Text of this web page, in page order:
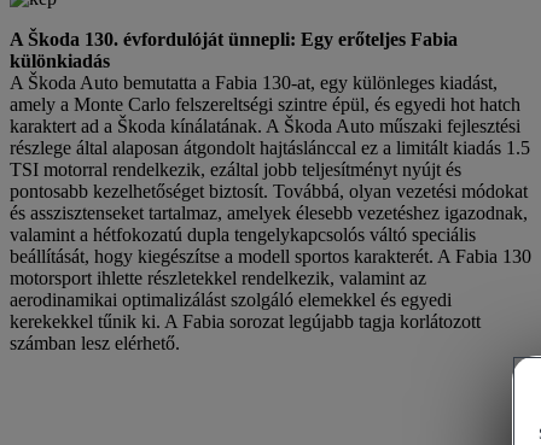
A Škoda 130. évfordulóját ünnepli: Egy erőteljes Fabia
különkiadás
A Škoda Auto bemutatta a Fabia 130-at, egy különleges kiadást,
amely a Monte Carlo felszereltségi szintre épül, és egyedi hot hatch
karaktert ad a Škoda kínálatának. A Škoda Auto műszaki fejlesztési
részlege által alaposan átgondolt hajtáslánccal ez a limitált kiadás 1.5
TSI motorral rendelkezik, ezáltal jobb teljesítményt nyújt és
pontosabb kezelhetőséget biztosít. Továbbá, olyan vezetési módokat
és asszisztenseket tartalmaz, amelyek élesebb vezetéshez igazodnak,
valamint a hétfokozatú dupla tengelykapcsolós váltó speciális
beállítását, hogy kiegészítse a modell sportos karakterét. A Fabia 130
motorsport ihlette részletekkel rendelkezik, valamint az
aerodinamikai optimalizálást szolgáló elemekkel és egyedi
kerekekkel tűnik ki. A Fabia sorozat legújabb tagja korlátozott
számban lesz elérhető.